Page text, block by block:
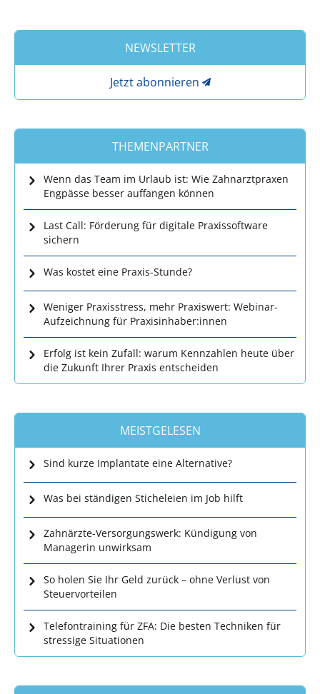
NEWSLETTER
Jetzt abonnieren
THEMENPARTNER
Wenn das Team im Urlaub ist: Wie Zahnarztpraxen
Engpässe besser auffangen können
Last Call: Förderung für digitale Praxissoftware
sichern
Was kostet eine Praxis-Stunde?
Weniger Praxisstress, mehr Praxiswert: Webinar-
Aufzeichnung für Praxisinhaber:innen
Erfolg ist kein Zufall: warum Kennzahlen heute über
die Zukunft Ihrer Praxis entscheiden
MEISTGELESEN
Sind kurze Implantate eine Alternative?
Was bei ständigen Sticheleien im Job hilft
Zahnärzte-Versorgungswerk: Kündigung von
Managerin unwirksam
So holen Sie Ihr Geld zurück – ohne Verlust von
Steuervorteilen
Telefontraining für ZFA: Die besten Techniken für
stressige Situationen